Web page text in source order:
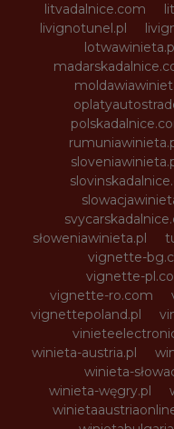
litvadalnice.com
livignotunel.pl
słoweniawinieta.pl
vignette-
vignette-
vignette-ro.com
vignettepoland.pl
winieta-austria.pl
winieta-
winieta-węgry.pl